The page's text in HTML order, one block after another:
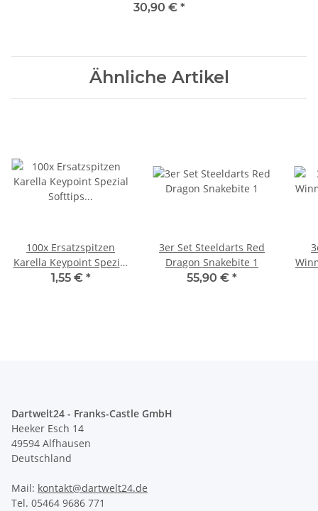
30,90 € *
Ähnliche Artikel
100x Ersatzspitzen
Karella Keypoint Spezial
Softtips für Softdarts
1,55 € *
3er Set Steeldarts Red
Dragon Snakebite 1
55,90 € *
Dartwelt24 - Franks-Castle GmbH
Heeker Esch 14
49594 Alfhausen
Deutschland
Mail: kontakt@dartwelt24.de
Tel. 05464 9686 771